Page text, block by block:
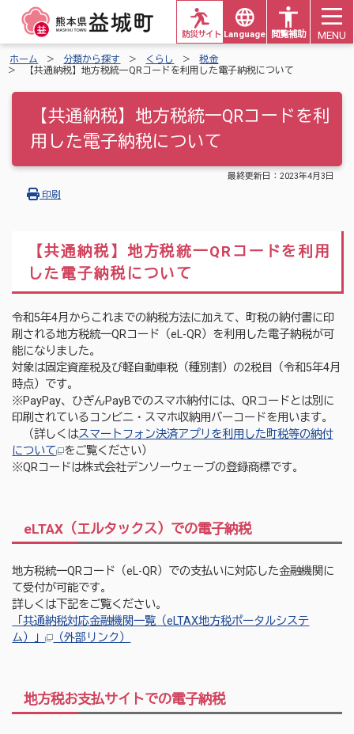
Languages 閲覧補助
防災サイト MENU
ホーム 分類から探す くらし
税金
【共通納税】地方税統一QRコードを利用した電子納税について
【共通納税】地方税統一QRコードを利
用した電子納税について
最終更新日： 2023年4月3日
印刷
【共通納税】地方税統一QRコードを利用
した電子納税について
令和5年4月からこれまでの納税方法に加えて、町税の納付書に印
刷される地方税統一QRコード（eL-QR）を利用した電子納税が可
能になりました。
対象は固定資産税及び軽自動車税（種別割）の2税目（令和5年4月
時点）です。
※PayPay、ひぎんPayBでのスマホ納付には、QRコードとは別に
印刷されているコンビニ・スマホ収納用バーコードを用います。
（詳しくはスマートフォン決済アプリを利用した町税等の納付
について
をご覧ください）
※QRコードは株式会社デンソーウェーブの登録商標です。
eLTAX（エルタックス）での電子納税
地方税統一QRコード（eL-QR）での支払いに対応した金融機関に
て受付が可能です。
詳しくは下記をご覧ください。
「共通納税対応金融機関一覧（eLTAX地方税ポータルシステ
ム）」
（外部リンク）
地方税お支払サイトでの電子納税